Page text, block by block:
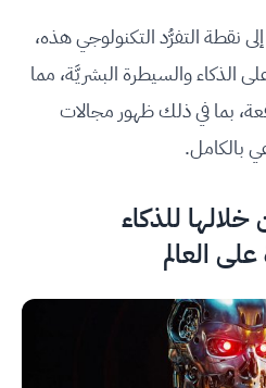
نقطة التفرُّد التكنولوجي هذه،
الذكاء والسيطرة البشريَّة، مما
بما في ذلك ظهور مجالات
بالكامل.
للذكاء
العالم